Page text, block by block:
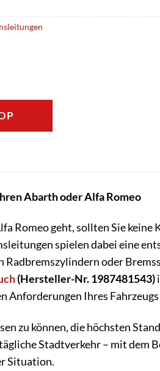
Abarth oder Alfa Romeo
Romeo geht, sollten Sie keine
spielen dabei eine
oder
(Hersteller-Nr. 1987481543)
Anforderungen Ihres
zu können, die höchsten
Stadtverkehr – mit dem
Situation.